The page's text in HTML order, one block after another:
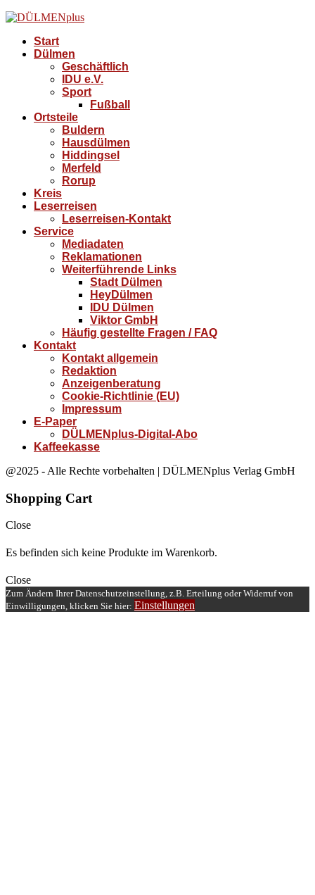
Start
Dülmen
Geschäftlich
IDU e.V.
Sport
Fußball
Ortsteile
Buldern
Hausdülmen
Hiddingsel
Merfeld
Rorup
Kreis
Leserreisen
Leserreisen-Kontakt
Service
Mediadaten
Reklamationen
Weiterführende Links
Stadt Dülmen
HeyDülmen
IDU Dülmen
Viktor GmbH
Häufig gestellte Fragen / FAQ
Kontakt
Kontakt allgemein
Redaktion
Anzeigenberatung
Cookie-Richtlinie (EU)
Impressum
E-Paper
DÜLMENplus-Digital-Abo
Kaffeekasse
@2025 - Alle Rechte vorbehalten | DÜLMENplus Verlag GmbH
Shopping Cart
Close
Es befinden sich keine Produkte im Warenkorb.
Close
Zum Ändern Ihrer Datenschutzeinstellung, z.B. Erteilung oder Widerruf von
Einwilligungen, klicken Sie hier: Einstellungen